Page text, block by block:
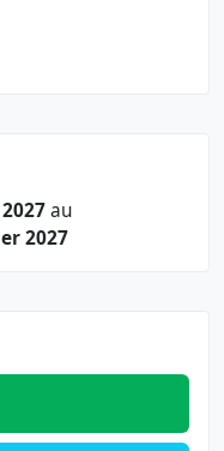
au
2027